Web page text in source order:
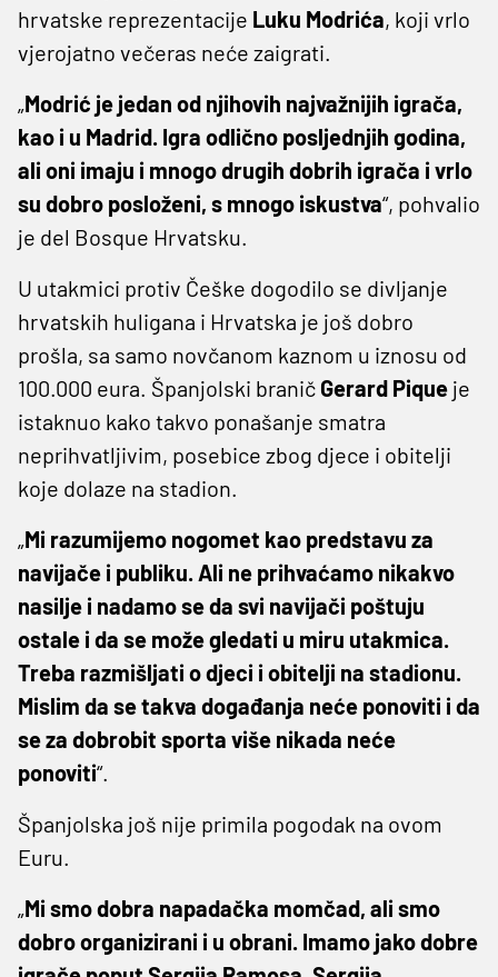
hrvatske reprezentacije Luku Modrića, koji vrlo
vjerojatno večeras neće zaigrati.
„Modrić je jedan od njihovih najvažnijih igrača,
kao i u Madrid. Igra odlično posljednjih godina,
ali oni imaju i mnogo drugih dobrih igrača i vrlo
su dobro posloženi, s mnogo iskustva“, pohvalio
je del Bosque Hrvatsku.
U utakmici protiv Češke dogodilo se divljanje
hrvatskih huligana i Hrvatska je još dobro
prošla, sa samo novčanom kaznom u iznosu od
100.000 eura. Španjolski branič Gerard Pique je
istaknuo kako takvo ponašanje smatra
neprihvatljivim, posebice zbog djece i obitelji
koje dolaze na stadion.
„Mi razumijemo nogomet kao predstavu za
navijače i publiku. Ali ne prihvaćamo nikakvo
nasilje i nadamo se da svi navijači poštuju
ostale i da se može gledati u miru utakmica.
Treba razmišljati o djeci i obitelji na stadionu.
Mislim da se takva događanja neće ponoviti i da
se za dobrobit sporta više nikada neće
ponoviti“.
Španjolska još nije primila pogodak na ovom
Euru.
„Mi smo dobra napadačka momčad, ali smo
dobro organizirani i u obrani. Imamo jako dobre